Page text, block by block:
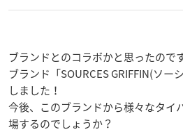
ブランドとのコラボかと思ったので
ブランド「SOURCES GRIFFIN(ソー
しました！
今後、このブランドから様々なタイ
場するのでしょうか？